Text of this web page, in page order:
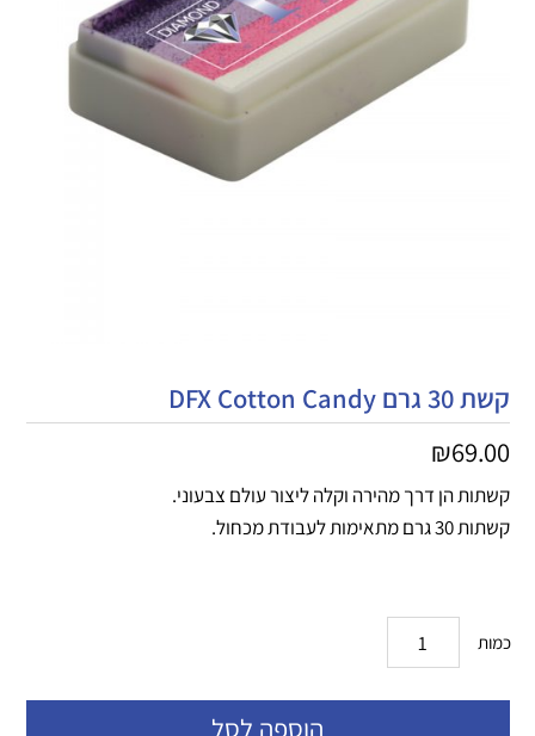
קשת 30 גרם DFX Cotton Candy
₪69.00
קשתות הן דרך מהירה וקלה ליצור עולם צבעוני.
קשתות 30 גרם מתאימות לעבודת מכחול.
כמות
הוספה לסל